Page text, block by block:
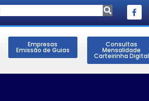
Empresas
Emissão de Guias
Consultas
Mensalidade
Carteirinha Digital